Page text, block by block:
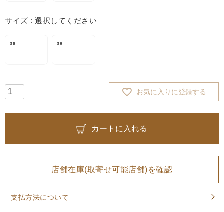
サイズ 選択してください
36 38
お気に入りに登録する
カートに入れる
店舗在庫(取寄せ可能店舗)を確認
支払方法について